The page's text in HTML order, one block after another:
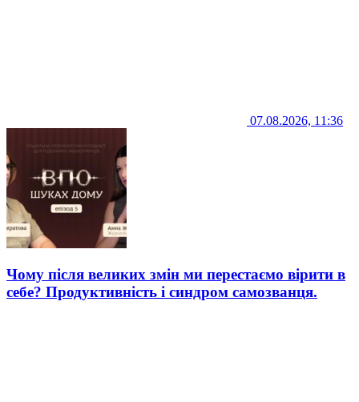
07.08.2026, 11:36
Чому після великих змін ми перестаємо вірити в
себе? Продуктивність і синдром самозванця.